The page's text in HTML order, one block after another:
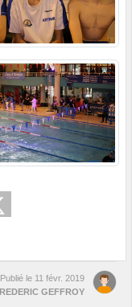
Publié le 11 févr. 2019
GEFFROY